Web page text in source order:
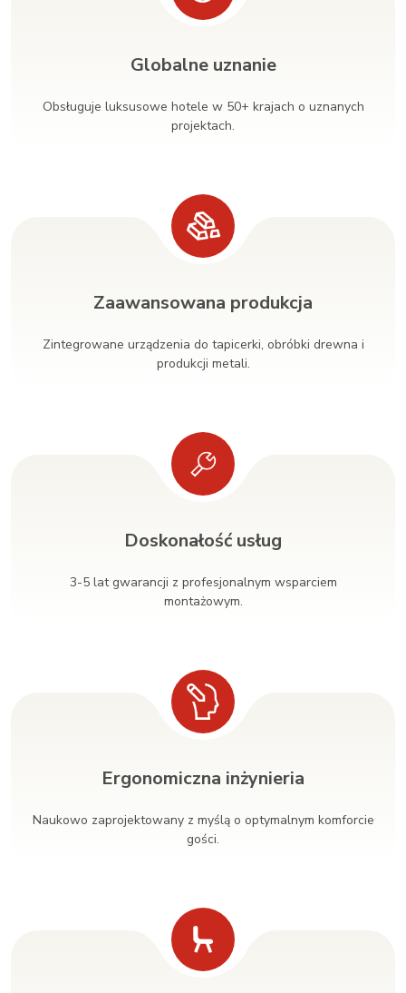
Globalne uznanie
Obsługuje luksusowe hotele w 50+ krajach o uznanych
projektach.
Zaawansowana produkcja
Zintegrowane urządzenia do tapicerki, obróbki drewna i
produkcji metali.
Doskonałość usług
3-5 lat gwarancji z profesjonalnym wsparciem
montażowym.
Ergonomiczna inżynieria
Naukowo zaprojektowany z myślą o optymalnym komforcie
gości.